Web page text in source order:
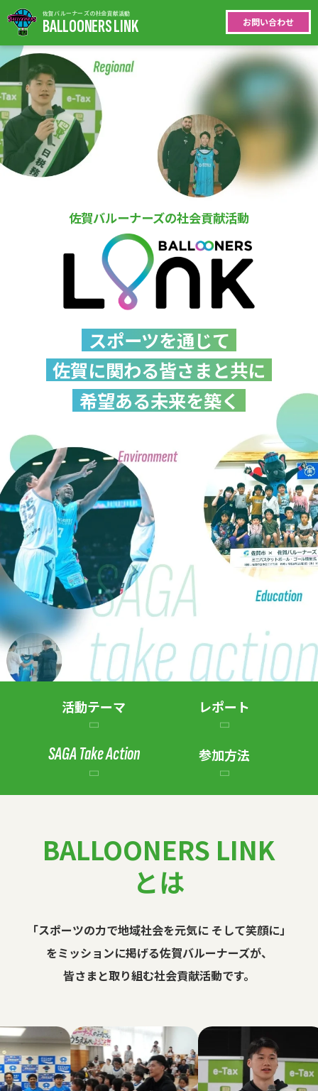
佐賀バルーナーズの社会貢献活動
BALLOONERS LINK お問い合わせ
佐賀バルーナーズの社会貢献活動
スポーツを通じて
佐賀に関わる皆さまと共に
希望ある未来を築く
活動テーマ レポート
SAGA Take Action 参加方法
BALLOONERS LINK
とは
「スポーツの力で地域社会を元気に そして笑顔に」
をミッションに掲げる佐賀バルーナーズが、
皆さまと取り組む社会貢献活動です。